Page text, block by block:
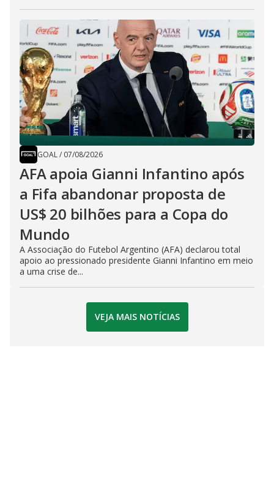
GOAL/ 07/08/2026
AFA apoia Gianni Infantino após
a Fifa abandonar proposta de
US$ 20 bilhões para a Copa do
Mundo
A Associação do Futebol Argentino (AFA) declarou total
apoio ao pressionado presidente Gianni Infantino em meio
a uma crise de...
VEJA MAIS NOTÍCIAS